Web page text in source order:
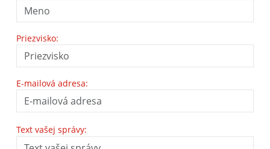
Priezvisko:
E-mailová adresa:
Text vašej správy: